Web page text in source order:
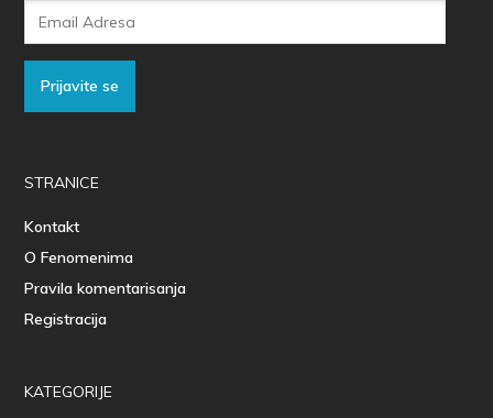
Prijavite se
STRANICE
Kontakt
O Fenomenima
Pravila komentarisanja
Registracija
KATEGORIJE